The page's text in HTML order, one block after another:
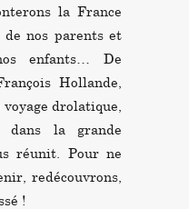
la France
de nos parents et
enfants… De
Hollande,
drolatique,
dans la grande
réunit. Pour ne
redécouvrons,
!